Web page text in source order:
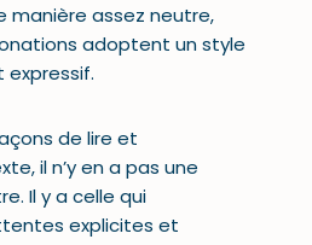
manière assez neutre,
adoptent un style
expressif.
de lire et
il n’y en a pas une
Il y a celle qui
explicites et